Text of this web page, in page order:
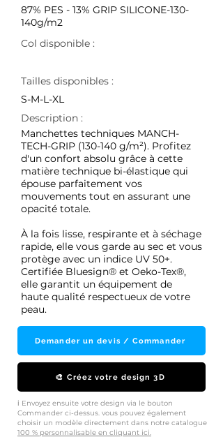
87% PES - 13% GRIP SILICONE-130-
140g/m2
Col disponible :
Tailles disponibles :
S-M-L-XL
Description :
Manchettes techniques MANCH-
TECH-GRIP (130-140 g/m²). Profitez
d'un confort absolu grâce à cette
matière technique bi-élastique qui
épouse parfaitement vos
mouvements tout en assurant une
opacité totale.
À la fois lisse, respirante et à séchage
rapide, elle vous garde au sec et vous
protège avec un indice UV 50+.
Certifiée Bluesign® et Oeko-Tex®,
elle garantit un équipement de
haute qualité respectueux de votre
peau.
Demander un devis / Commander
🎨 Créez votre design 3D
ℹ️ Envoyez ensuite votre design via le bouton
Commander ci-dessus. vous pouvez également
choisir un modèle directement dans notre catalogue
100 % personnalisable en cliquant ici.